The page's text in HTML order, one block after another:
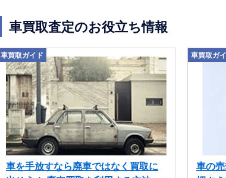
車買取査定のお役立ち情報
車買取ガイド
車を手放すなら廃車ではなく買取に
車買取ガ
車の